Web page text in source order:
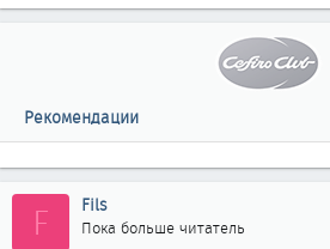
Рекомендации
F Fils
Пока больше читатель